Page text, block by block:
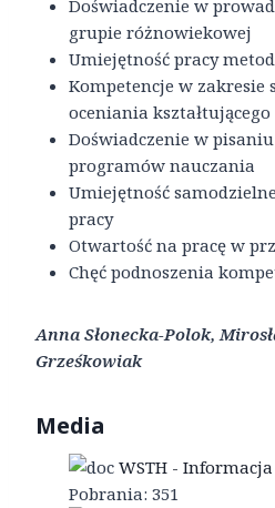
Doświadczenie w
grupie różnowiekowej
Umiejętność pracy
Kompetencje w zakresie
oceniania kształtującego
Doświadczenie w
programów nauczania
Umiejętność
pracy
Otwartość na pracę w
Chęć podnoszenia
Anna Słonecka-Polok,
Grześkowiak
Media
WSTH -
Pobrania: 351